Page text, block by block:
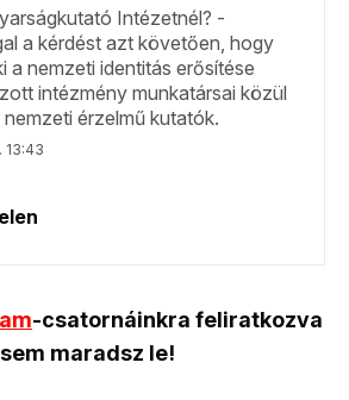
-csatornáinkra feliratkozva
maradsz le!